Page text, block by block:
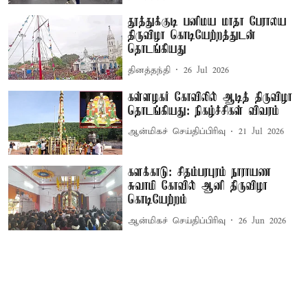
தூத்துக்குடி பனிமய மாதா பேராலய
திருவிழா கொடியேற்றத்துடன்
தொடங்கியது
தினத்தந்தி 26 Jul 2026
கள்ளழகர் கோவிலில் ஆடித் திருவிழா
தொடங்கியது: நிகழ்ச்சிகள் விவரம்
ஆன்மிகச் செய்திப்பிரிவு 21 Jul 2026
களக்காடு: சிதம்பரபுரம் நாராயண
சுவாமி கோவில் ஆனி திருவிழா
கொடியேற்றம்
ஆன்மிகச் செய்திப்பிரிவு 26 Jun 2026